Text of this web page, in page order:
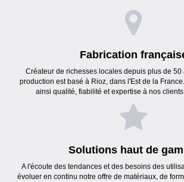
Fabrication
Créateur de richesses locales depuis plus de 50
production est basé à Rioz, dans l'Est de la
ainsi qualité, fiabilité et expertise à nos
Solutions haut de
A l'écoute des tendances et des besoins des
évoluer en continu notre offre de matériaux, de